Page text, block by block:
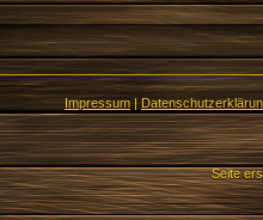
Impressum |
Seite